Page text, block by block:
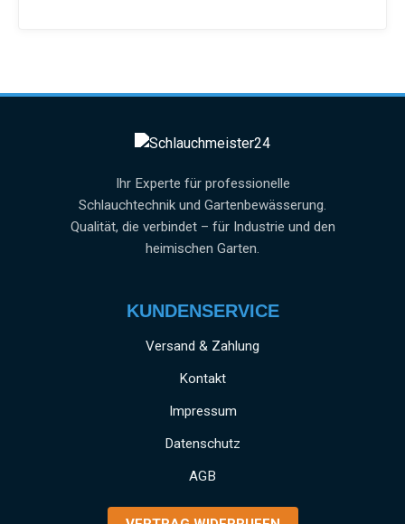
Ihr Experte für professionelle
Schlauchtechnik und Gartenbewässerung.
Qualität, die verbindet – für Industrie und den
heimischen Garten.
KUNDENSERVICE
Versand & Zahlung
Kontakt
Impressum
Datenschutz
AGB